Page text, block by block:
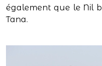
également que le Nil
Tana.